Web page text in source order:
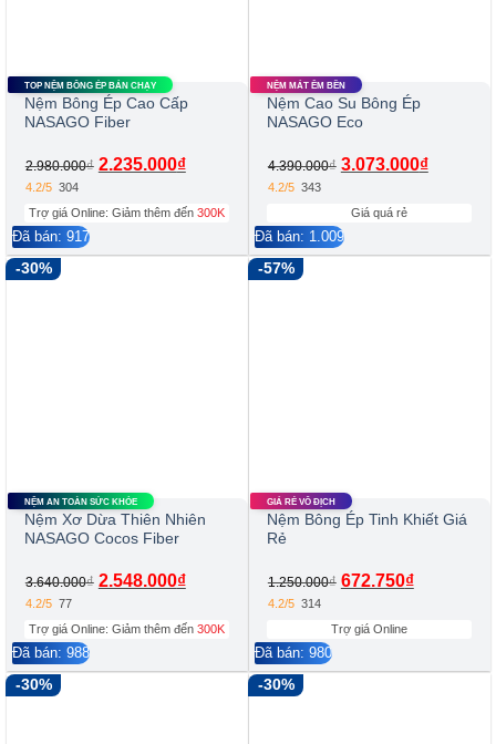
TOP NỆM BÔNG ÉP BÁN CHẠY
Nệm Bông Ép Cao Cấp
NASAGO Fiber
2.980.000₫ 2.235.000₫
4.2/5 304
Đã bán: 917
Trợ giá Online: Giảm thêm đến 300K
NỆM MÁT ÊM BỀN
Nệm Cao Su Bông Ép
NASAGO Eco
4.390.000₫ 3.073.000₫
4.2/5 343
Đã bán: 1.009
Giá quá rẻ
-30%
NỆM AN TOÀN SỨC KHỎE
Nệm Xơ Dừa Thiên Nhiên
NASAGO Cocos Fiber
3.640.000₫ 2.548.000₫
4.2/5 77
Đã bán: 988
Trợ giá Online: Giảm thêm đến 300K
-57%
GIÁ RẺ VÔ ĐỊCH
Nệm Bông Ép Tinh Khiết Giá
Rẻ
1.250.000₫ 672.750₫
4.2/5 314
Đã bán: 980
Trợ giá Online
-30% -30%